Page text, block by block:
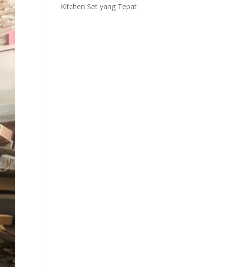
Kitchen Set yang Tepat